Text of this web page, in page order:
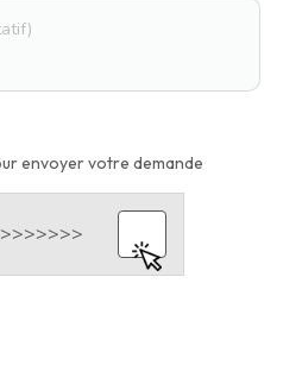
envoyer votre demande